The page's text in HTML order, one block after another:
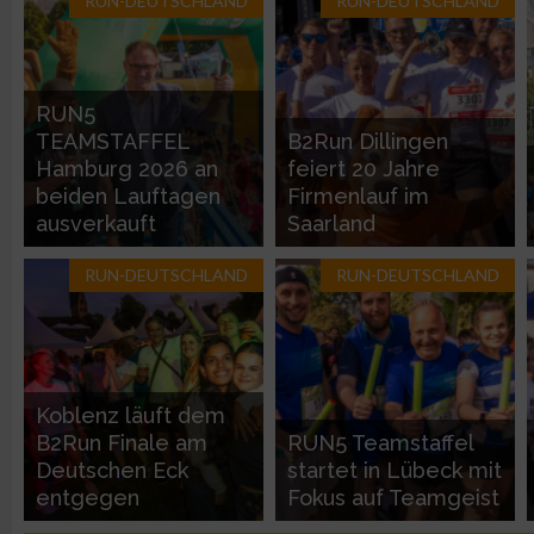
RUN5
TEAMSTAFFEL
Hamburg 2026 an
beiden Lauftagen
ausverkauft
B2Run Dillingen
feiert 20 Jahre
Firmenlauf im
Saarland
RUN-DEUTSCHLAND
Koblenz läuft dem
B2Run Finale am
Deutschen Eck
entgegen
RUN-DEUTSCHLAND
RUN5 Teamstaffel
startet in Lübeck mit
Fokus auf Teamgeist
Geräte anhand von aktiv angeforderten Informationen
Nicht-IAB-Verarbeitungszwecke:
Notwendig
Performance
Funktional
Werbung